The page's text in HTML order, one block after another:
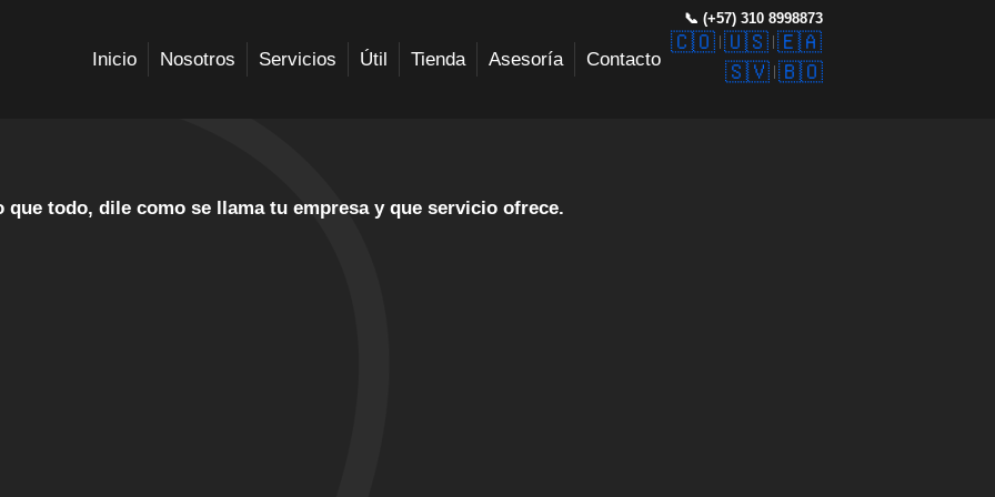
Inicio Nosotros Servicios Útil Tienda Asesoría Contacto
🇨🇴 🇺🇸 🇪🇦
🇸🇻 🇧🇴
📞 (+57) 310 8998873
de Marketing VirtuaI AI
interacción con nuestra asesora virtual especializada en marketing digital y
que todo, dile como se llama tu empresa y que servicio ofrece.